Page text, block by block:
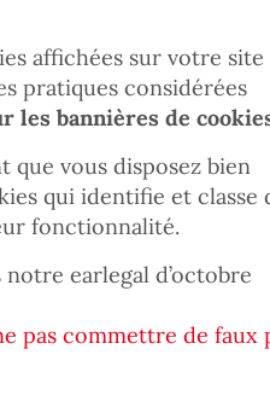
affichées sur votre site
pratiques considérées
les bannières de
que vous disposez bien
qui identifie et classe
fonctionnalité.
earlegal d’octobre
pas commettre de faux